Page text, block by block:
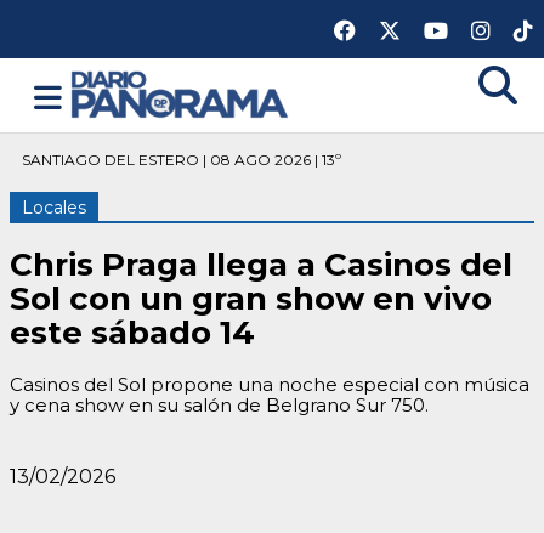
SANTIAGO DEL ESTERO | 08 AGO 2026 | 13º
Locales
Chris Praga llega a Casinos del
Sol con un gran show en vivo
este sábado 14
Casinos del Sol propone una noche especial con música
y cena show en su salón de Belgrano Sur 750.
13/02/2026